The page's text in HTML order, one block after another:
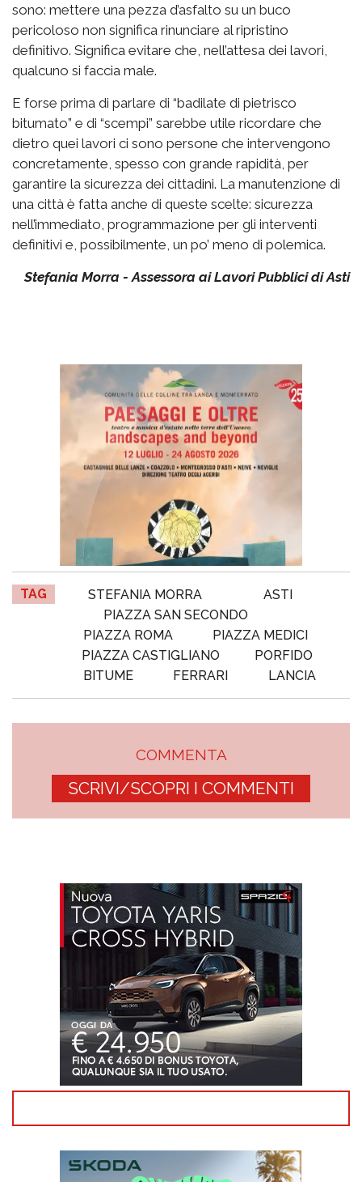
sono: mettere una pezza d’asfalto su un buco
pericoloso non significa rinunciare al ripristino
definitivo. Significa evitare che, nell’attesa dei lavori,
qualcuno si faccia male.
E forse prima di parlare di “badilate di pietrisco
bitumato” e di “scempi” sarebbe utile ricordare che
dietro quei lavori ci sono persone che intervengono
concretamente, spesso con grande rapidità, per
garantire la sicurezza dei cittadini. La manutenzione di
una città è fatta anche di queste scelte: sicurezza
nell’immediato, programmazione per gli interventi
definitivi e, possibilmente, un po’ meno di polemica.
Stefania Morra - Assessora ai Lavori Pubblici di Asti
TAG STEFANIA MORRA
ASTI
PIAZZA SAN SECONDO
PIAZZA ROMA
PIAZZA MEDICI
PIAZZA CASTIGLIANO
PORFIDO
BITUME
FERRARI LANCIA
COMMENTA
SCRIVI/SCOPRI I COMMENTI